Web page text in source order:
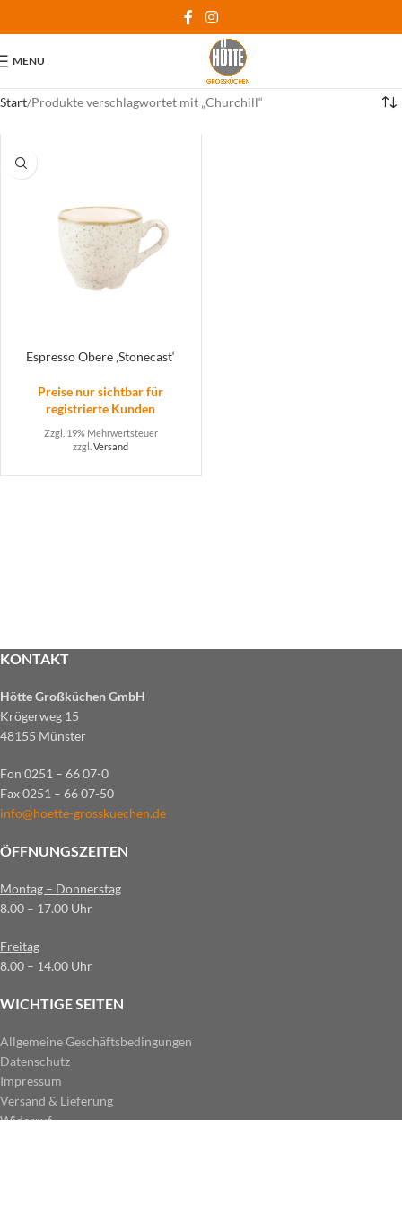
MENU
Start Produkte verschlagwortet mit „Churchill“
Espresso Obere ‚Stonecast‘
Preise nur sichtbar für
registrierte Kunden
Zzgl. 19% Mehrwertsteuer
zzgl.Versand
KONTAKT
Hötte Großküchen GmbH
Krögerweg 15
48155 Münster
Fon 0251 – 66 07-0
Fax 0251 – 66 07-50
info@hoette-grosskuechen.de
ÖFFNUNGSZEITEN
Montag – Donnerstag
8.00 – 17.00 Uhr
Freitag
8.00 – 14.00 Uhr
WICHTIGE SEITEN
Allgemeine Geschäftsbedingungen
Datenschutz
Impressum
Versand & Lieferung
Widerruf